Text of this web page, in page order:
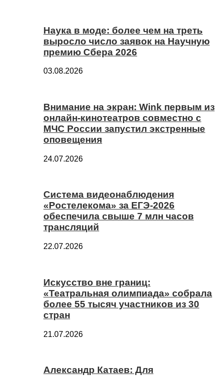
Наука в моде: более чем на треть
выросло число заявок на Научную
премию Сбера 2026
03.08.2026
Внимание на экран: Wink первым из
онлайн-кинотеатров совместно с
МЧС России запустил экстренные
оповещения
24.07.2026
Система видеонаблюдения
«Ростелекома» за ЕГЭ-2026
обеспечила свыше 7 млн часов
трансляций
22.07.2026
Искусство вне границ:
«Театральная олимпиада» собрала
более 55 тысяч участников из 30
стран
21.07.2026
Александр Катаев: Для